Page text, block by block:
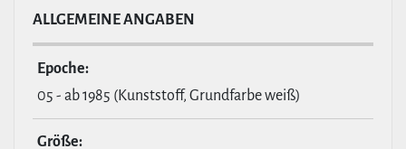
ALL­GE­MEINE ANGABEN
Epoche:
05 - ab 1985 (Kunststoff, Grundfarbe weiß)
Größe: